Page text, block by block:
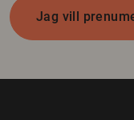
Jag vill